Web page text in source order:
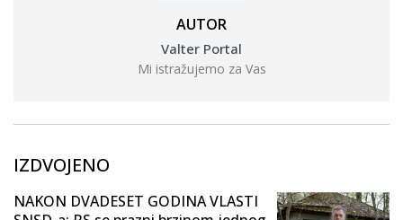
AUTOR
Valter Portal
Mi istražujemo za Vas
IZDVOJENO
NAKON DVADESET GODINA VLASTI